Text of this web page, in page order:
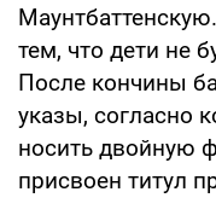
тем, что дети не
После кончины
указы, согласно
носить двойную
присвоен титул